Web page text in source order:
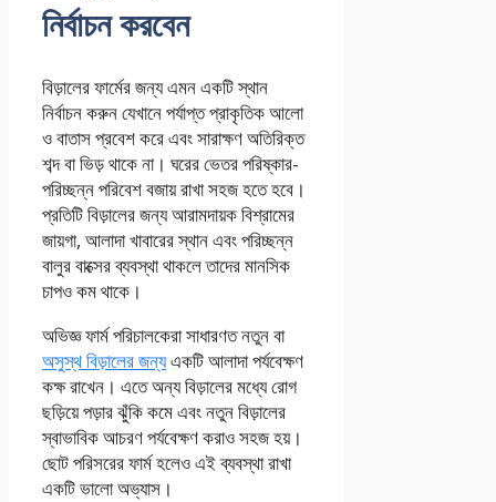
নির্বাচন করবেন
বিড়ালের ফার্মের জন্য এমন একটি স্থান
নির্বাচন করুন যেখানে পর্যাপ্ত প্রাকৃতিক আলো
ও বাতাস প্রবেশ করে এবং সারাক্ষণ অতিরিক্ত
শব্দ বা ভিড় থাকে না। ঘরের ভেতর পরিষ্কার-
পরিচ্ছন্ন পরিবেশ বজায় রাখা সহজ হতে হবে।
প্রতিটি বিড়ালের জন্য আরামদায়ক বিশ্রামের
জায়গা, আলাদা খাবারের স্থান এবং পরিচ্ছন্ন
বালুর বাক্সের ব্যবস্থা থাকলে তাদের মানসিক
চাপও কম থাকে।
অভিজ্ঞ ফার্ম পরিচালকেরা সাধারণত নতুন বা
অসুস্থ বিড়ালের জন্যএকটি আলাদা পর্যবেক্ষণ
কক্ষ রাখেন। এতে অন্য বিড়ালের মধ্যে রোগ
ছড়িয়ে পড়ার ঝুঁকি কমে এবং নতুন বিড়ালের
স্বাভাবিক আচরণ পর্যবেক্ষণ করাও সহজ হয়।
ছোট পরিসরের ফার্ম হলেও এই ব্যবস্থা রাখা
একটি ভালো অভ্যাস।